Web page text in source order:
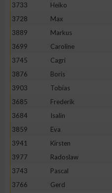
3733
Heiko
3728
Max
3889
Markus
3699
Caroline
3745
Cagri
3876
Boris
3903
Tobias
3685
Frederik
3684
Isalin
3859
Eva
3941
Kirsten
3977
Radoslaw
3743
Pascal
3766
Gerd
Nicht-IAB-Verarbeitungszwecke:
Performance
Funktional
Werbung